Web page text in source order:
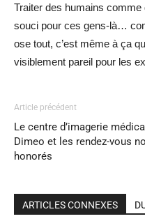
Traiter des humains
souci pour ces gens-là…
ose tout, c’est même à ça
visiblement pareil pour les
Article précédent
Le centre d’imagerie
Dimeo et les rendez-vous
honorés
ARTICLES CONNEXES